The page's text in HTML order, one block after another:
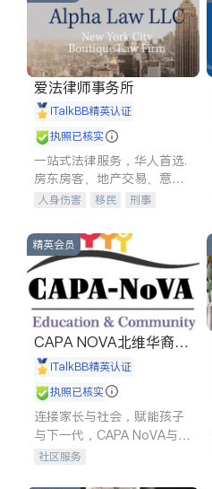
爱法律师事务所
iTalkBB精英认证
执照已核实
一站式法律服务，华人首选.
房东房客、地产交易、意外
伤害、车祸重伤、商业诉
建筑合同、刑事案件全包办
人身伤害 移民
刑事
信托/遗嘱
商业
索赔
律师-其它 保释
精英会员
CAPA NOVA北维华裔家
长会iTalkBB精英认证
执照已核实
连接家长与社会，赋能孩子
与下一代，CAPA NoVA与您
携手建设包容、公平、充满
社区服务